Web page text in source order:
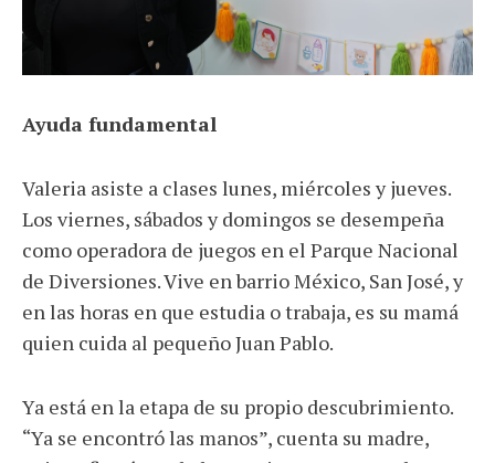
Ayuda fundamental
Valeria asiste a clases lunes, miércoles y jueves.
Los viernes, sábados y domingos se desempeña
como operadora de juegos en el Parque Nacional
de Diversiones. Vive en barrio México, San José, y
en las horas en que estudia o trabaja, es su mamá
quien cuida al pequeño Juan Pablo.
Ya está en la etapa de su propio descubrimiento.
“Ya se encontró las manos”, cuenta su madre,